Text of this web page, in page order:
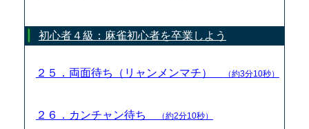
初心者４級：麻雀初心者を卒業しよう
２５．両面待ち（リャンメンマチ） （約3分10秒）
２６．カンチャン待ち （約2分10秒）